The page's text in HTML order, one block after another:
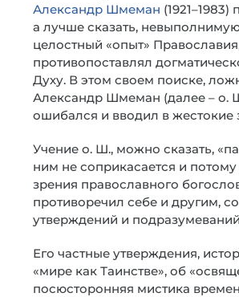
Александр Шмеман
а лучше сказать,
целостный «опыт»
противопоставлял
Духу. В этом своем поиске,
Александр Шмеман (далее – о.
ошибался и вводил в жестокие
Учение о. Ш., можно сказать,
ним не соприкасается и
зрения православного
противоречил себе и другим,
утверждений и
Его частные утверждения,
«мире как Таинстве», об
посюсторонняя мистика